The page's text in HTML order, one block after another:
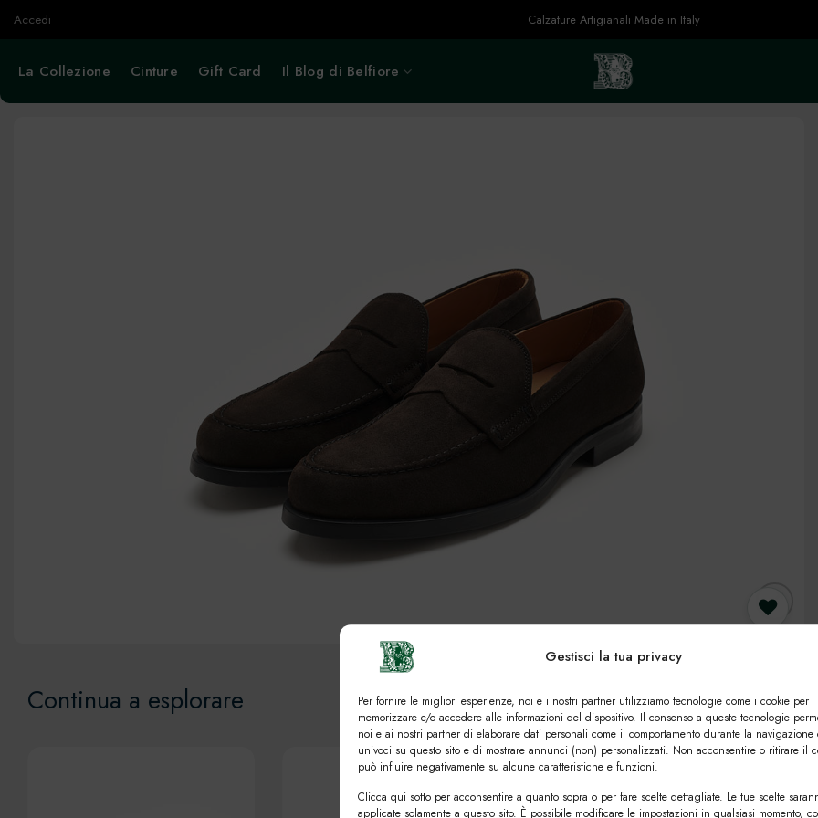
Gestisci la tua privacy
Per fornire le migliori esperienze, noi e i nostri partner utilizziamo tecnologie come i cookie per
memorizzare e/o accedere alle informazioni del dispositivo. Il consenso a queste tecnologie
noi e ai nostri partner di elaborare dati personali come il comportamento durante la
univoci su questo sito e di mostrare annunci (non) personalizzati. Non acconsentire o ritirare il
può influire negativamente su alcune caratteristiche e funzioni.
Clicca qui sotto per acconsentire a quanto sopra o per fare scelte dettagliate. Le tue scelte
applicate solamente a questo sito. È possibile modificare le impostazioni in qualsiasi momento,
SaltaAccedi Calzature Artigianali Made in Italy
La Collezione Cinture Gift Card Il Blog di Belfiore
Continua a esplorare